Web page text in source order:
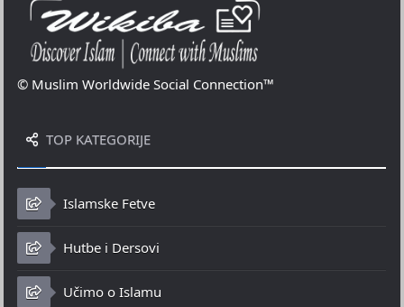
© Muslim Worldwide Social Connection™
TOP KATEGORIJE
Islamske Fetve
Hutbe i Dersovi
Učimo o Islamu